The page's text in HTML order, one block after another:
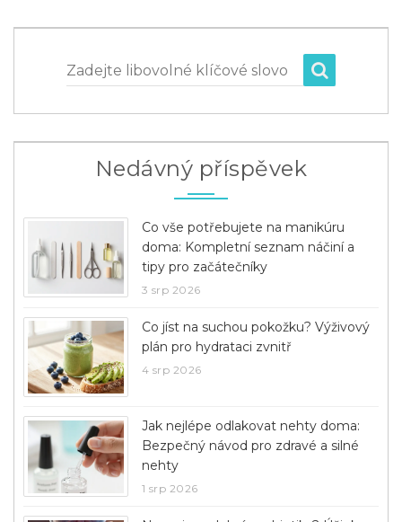
Zadejte libovolné klíčové slovo
Nedávný příspěvek
Co vše potřebujete na manikúru
doma: Kompletní seznam náčiní a
tipy pro začátečníky
3 srp 2026
Co jíst na suchou pokožku? Výživový
plán pro hydrataci zvnitř
4 srp 2026
Jak nejlépe odlakovat nehty doma:
Bezpečný návod pro zdravé a silné
nehty
1 srp 2026